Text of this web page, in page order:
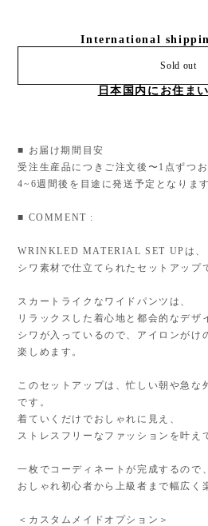
International
Sold out
日本国内にお住ま
■ お届け期間目安
受注生産品につきご注文後〜1点ずつお
4~6週間後を目途に発送予定となります
■ COMMENT :
WRINKLED MATERIAL SET UPは、
シワ素材で仕立てられたセットアップ
スカートライクなワイドパンツは、
リラックスした着心地と都会的なデザ
シワが入っているので、アイロンがけ
楽しめます。
このセットアップは、忙しい朝や急な
です。
着ていくだけでおしゃれに見え、
ストレスフリーなファッションを叶え
一枚でコーディネートが完成するので、
おしゃれ初心者から上級者まで幅広く
＜カスタムメイドオプション＞